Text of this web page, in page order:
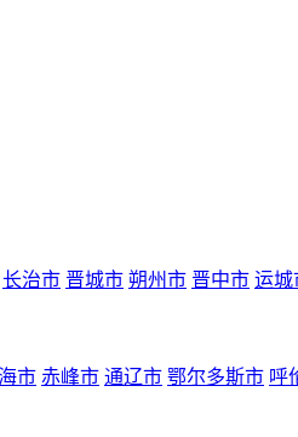
长治市 晋城市 朔州市 晋中市 运城
市 赤峰市 通辽市 鄂尔多斯市 呼